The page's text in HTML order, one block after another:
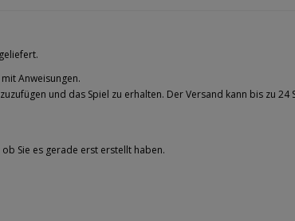
Anweisungen.
und das Spiel zu erhalten. Der Versand kann bis zu 24
Sie es gerade erst erstellt haben.